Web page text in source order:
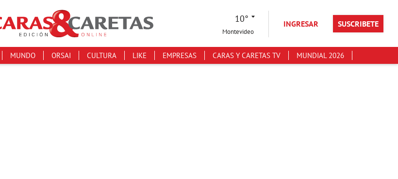
10°
Montevideo
INGRESAR SUSCRIBETE
MUNDO ORSAI CULTURA LIKE EMPRESAS CARAS Y CARETAS TV MUNDIAL 2026